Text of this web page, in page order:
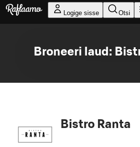
Liigu peamise sisu juurde
Logige sisse Otsi
Broneeri laud:
Bistro Ranta